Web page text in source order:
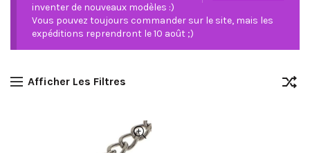
inventer de nouveaux modèles :)
Vous pouvez toujours commander sur le site, mais les
expéditions reprendront le 10 août ;)
Afficher Les Filtres